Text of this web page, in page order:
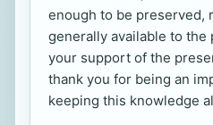
enough to be preserved,
generally available to the
your support of the
thank you for being an
keeping this knowledge